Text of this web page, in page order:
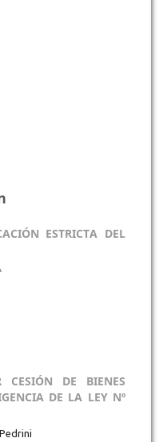
ESTRICTA DEL
DE BIENES
DE LA LEY Nº